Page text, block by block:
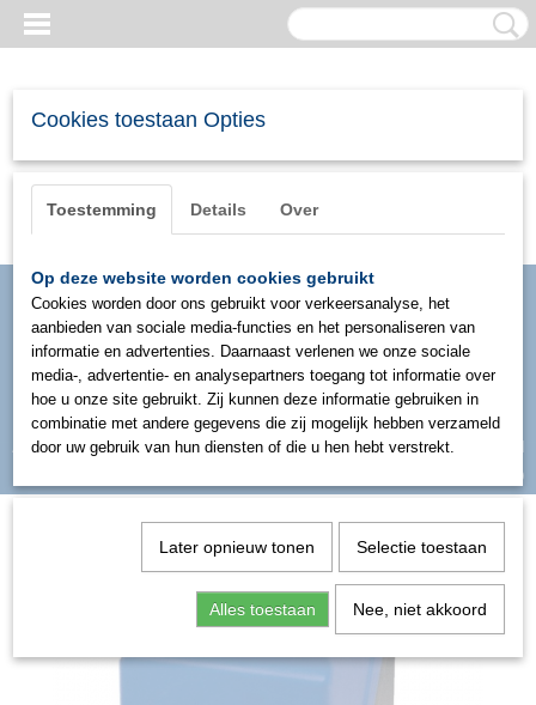
Inloggen Registreren
UW WINKELWAGEN
(0)
Cookies toestaan Opties
Toestemming Details Over
Op deze website worden cookies gebruikt
Cookies worden door ons gebruikt voor verkeersanalyse, het
aanbieden van sociale media-functies en het personaliseren van
informatie en advertenties. Daarnaast verlenen we onze sociale
media-, advertentie- en analysepartners toegang tot informatie over
hoe u onze site gebruikt. Zij kunnen deze informatie gebruiken in
combinatie met andere gegevens die zij mogelijk hebben verzameld
door uw gebruik van hun diensten of die u hen hebt verstrekt.
Later opnieuw tonen Selectie toestaan
Alles toestaan Nee, niet akkoord